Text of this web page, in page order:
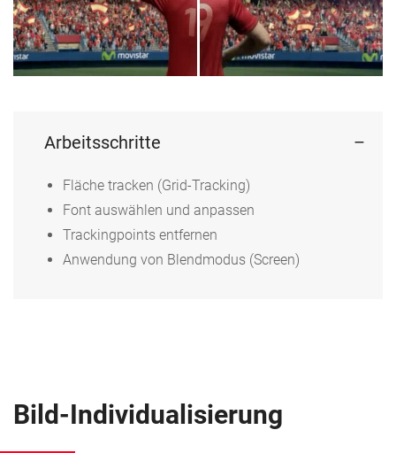
Arbeitsschritte
Fläche tracken (Grid-Tracking)
Font auswählen und anpassen
Trackingpoints entfernen
Anwendung von Blendmodus (Screen)
Bild-Individualisierung